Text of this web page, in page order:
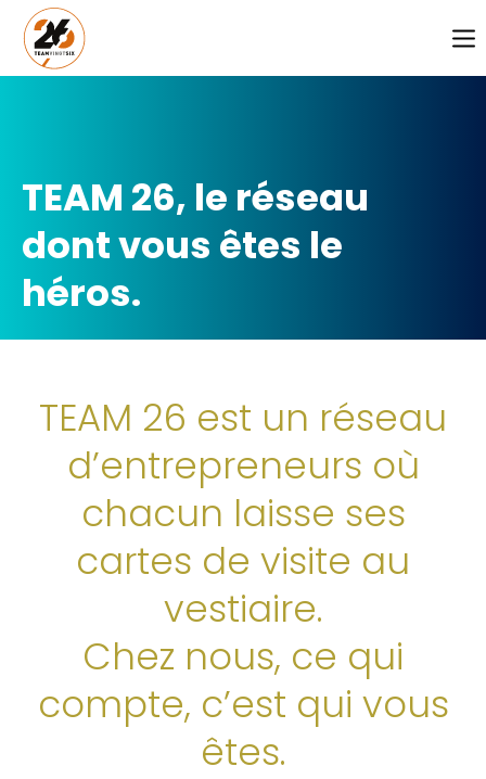
Login
Mot de passe
SUPPORT
Lorem ipsum dolor sit amet:
/ 365days
We offer support for our customers
Mon - Fri 8:00am - 5:00pm(GMT +1)
TEAM 26, le réseau
dont vous êtes le
héros.
TEAM 26 est un réseau
d’entrepreneurs où
chacun laisse ses
cartes de visite au
vestiaire.
Chez nous, ce qui
compte, c’est qui vous
êtes.